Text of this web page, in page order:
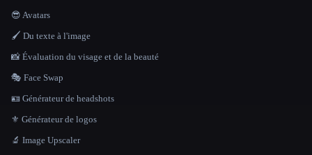
😎 Avatars
🖌️ Du texte à l'image
📸 Évaluation du visage et de la beauté
🎭 Face Swap
🪪 Générateur de headshots
⚜️ Générateur de logos
🔬 Image Upscaler